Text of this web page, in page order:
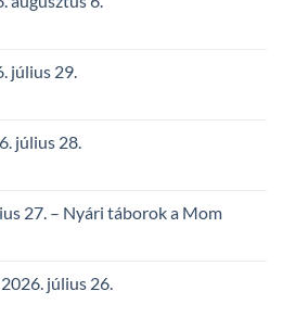
július 29.
július 28.
27. – Nyári táborok a Mom
július 26.